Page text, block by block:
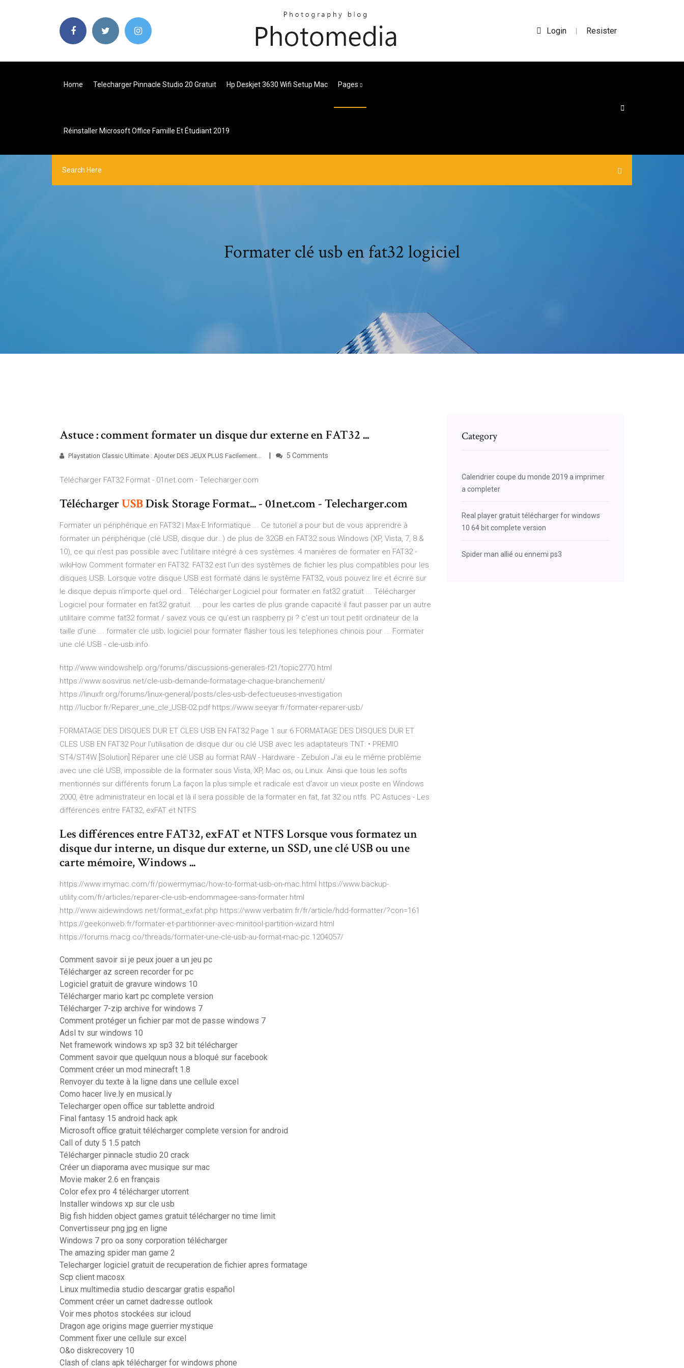
Login | Resister
Home Telecharger Pinnacle Studio 20 Gratuit Hp Deskjet 3630 Wifi Setup Mac Pages
Réinstaller Microsoft Office Famille Et Étudiant 2019
Formater clé usb en fat32 logiciel
Astuce : comment formater un disque dur externe en FAT32 ...
Playstation Classic Ultimate : Ajouter DES JEUX PLUS Facilement… 5 Comments
Télécharger FAT32 Format - 01net.com - Telecharger.com
TéléchargerUSBDisk Storage Format... - 01net.com - Telecharger.com
Formater un périphérique en FAT32 | Max-E Informatique ... Ce tutoriel a pour but de vous apprendre à
formater un périphérique (clé USB, disque dur…) de plus de 32GB en FAT32 sous Windows (XP, Vista, 7, 8 &
10), ce qui n’est pas possible avec l’utilitaire intégré à ces systèmes. 4 manières de formater en FAT32 -
wikiHow Comment formater en FAT32. FAT32 est l'un des systèmes de fichier les plus compatibles pour les
disques USB. Lorsque votre disque USB est formaté dans le système FAT32, vous pouvez lire et écrire sur
le disque depuis n'importe quel ord... Télécharger Logiciel pour formater en fat32 gratuit ... Télécharger
Logiciel pour formater en fat32 gratuit. ... pour les cartes de plus grande capacité il faut passer par un autre
utilitaire comme fat32 format / savez vous ce qu’est un raspberry pi ? c’est un tout petit ordinateur de la
taille d’une ... formater cle usb; logiciel pour formater flasher tous les telephones chinois pour ... Formater
une clé USB - cle-usb.info
http://www.windowshelp.org/forums/discussions-generales-f21/topic2770.html
https://www.sosvirus.net/cle-usb-demande-formatage-chaque-branchement/
https://linuxfr.org/forums/linux-general/posts/cles-usb-defectueuses-investigation
http://lucbor.fr/Reparer_une_cle_USB-02.pdf https://www.seeyar.fr/formater-reparer-usb/
FORMATAGE DES DISQUES DUR ET CLES USB EN FAT32 Page 1 sur 6 FORMATAGE DES DISQUES DUR ET
CLES USB EN FAT32 Pour l’utilisation de disque dur ou clé USB avec les adaptateurs TNT: • PREMIO
ST4/ST4W [Solution] Réparer une clé USB au format RAW - Hardware - Zebulon J'ai eu le même problème
avec une clé USB, impossible de la formater sous Vista, XP, Mac os, ou Linux. Ainsi que tous les softs
mentionnés sur différents forum La façon la plus simple et radicale est d'avoir un vieux poste en Windows
2000, être administrateur en local et là il sera possible de la formater en fat, fat 32 ou ntfs. PC Astuces - Les
différences entre FAT32, exFAT et NTFS
Les différences entre FAT32, exFAT et NTFS Lorsque vous formatez un
disque dur interne, un disque dur externe, un SSD, une clé USB ou une
carte mémoire, Windows ...
https://www.imymac.com/fr/powermymac/how-to-format-usb-on-mac.html https://www.backup-
utility.com/fr/articles/reparer-cle-usb-endommagee-sans-formater.html
http://www.aidewindows.net/format_exfat.php https://www.verbatim.fr/fr/article/hdd-formatter/?con=161
https://geekonweb.fr/formater-et-partitionner-avec-minitool-partition-wizard.html
https://forums.macg.co/threads/formater-une-cle-usb-au-format-mac-pc.1204057/
Comment savoir si je peux jouer a un jeu pc
Télécharger az screen recorder for pc
Logiciel gratuit de gravure windows 10
Télécharger mario kart pc complete version
Télécharger 7-zip archive for windows 7
Comment protéger un fichier par mot de passe windows 7
Adsl tv sur windows 10
Net framework windows xp sp3 32 bit télécharger
Comment savoir que quelquun nous a bloqué sur facebook
Comment créer un mod minecraft 1.8
Renvoyer du texte à la ligne dans une cellule excel
Como hacer live.ly en musical.ly
Telecharger open office sur tablette android
Final fantasy 15 android hack apk
Microsoft office gratuit télécharger complete version for android
Call of duty 5 1.5 patch
Télécharger pinnacle studio 20 crack
Créer un diaporama avec musique sur mac
Movie maker 2.6 en français
Color efex pro 4 télécharger utorrent
Installer windows xp sur cle usb
Big fish hidden object games gratuit télécharger no time limit
Convertisseur png jpg en ligne
Windows 7 pro oa sony corporation télécharger
The amazing spider man game 2
Telecharger logiciel gratuit de recuperation de fichier apres formatage
Scp client macosx
Linux multimedia studio descargar gratis español
Comment créer un carnet dadresse outlook
Voir mes photos stockées sur icloud
Dragon age origins mage guerrier mystique
Comment fixer une cellule sur excel
O&o diskrecovery 10
Clash of clans apk télécharger for windows phone
Category
Calendrier coupe du monde 2019 a imprimer
a completer
Real player gratuit télécharger for windows
10 64 bit complete version
Spider man allié ou ennemi ps3